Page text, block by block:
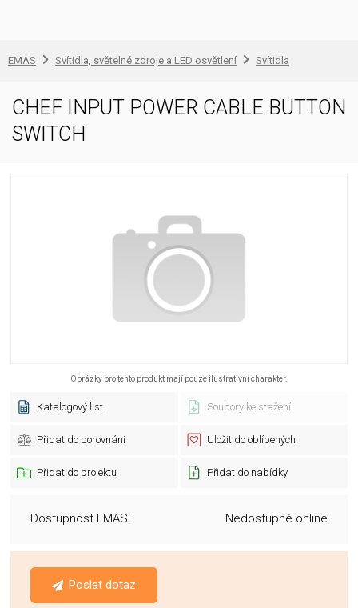
EMAS Svítidla, světelné zdroje a LED osvětlení Svítidla
CHEF INPUT POWER CABLE BUTTON
SWITCH
Obrázky pro tento produkt mají pouze ilustrativní charakter.
Katalogový list Soubory ke stažení
Přidat do porovnání Uložit do oblíbených
Přidat do projektu Přidat do nabídky
Dostupnost EMAS: Nedostupné online
Poslat dotaz